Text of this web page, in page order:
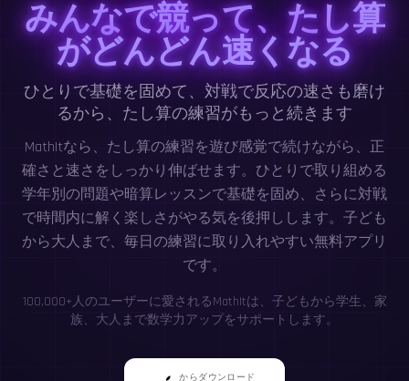
みんなで競って、たし算
がどんどん速くなる
ひとりで基礎を固めて、対戦で反応の速さも磨け
るから、たし算の練習がもっと続きます
MathItなら、たし算の練習を遊び感覚で続けながら、正
確さと速さをしっかり伸ばせます。ひとりで取り組める
学年別の問題や暗算レッスンで基礎を固め、さらに対戦
で時間内に解く楽しさがやる気を後押しします。子ども
から大人まで、毎日の練習に取り入れやすい無料アプリ
です。
100,000+人のユーザーに愛されるMathItは、子どもから学生、家
族、大人まで数学力アップをサポートします。
からダウンロード